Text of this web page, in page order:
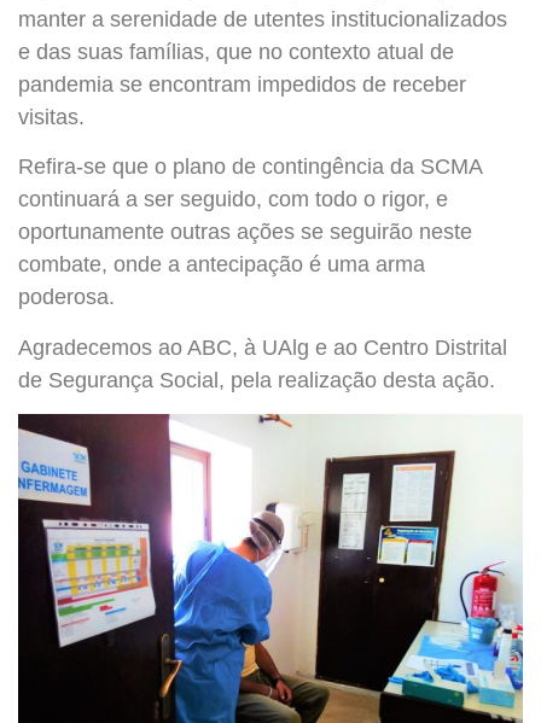
manter a serenidade de utentes institucionalizados
e das suas famílias, que no contexto atual de
pandemia se encontram impedidos de receber
visitas.
Refira-se que o plano de contingência da SCMA
continuará a ser seguido, com todo o rigor, e
oportunamente outras ações se seguirão neste
combate, onde a antecipação é uma arma
poderosa.
Agradecemos ao ABC, à UAlg e ao Centro Distrital
de Segurança Social, pela realização desta ação.